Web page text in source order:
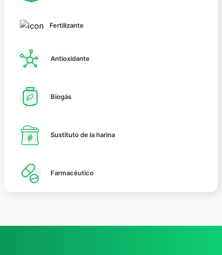
Fertilizante
Antioxidante
Biogás
Sustituto de la harina
Farmacéutico